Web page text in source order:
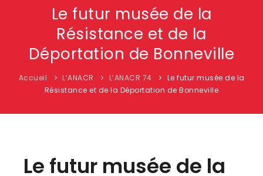
EVÈNEMENTS
COMITÉS LOCAUX
HISTOIRE & EDUCATION
Le futur musée de la
Résistance et de la
Déportation de Bonneville
Accueil L’ANACR L’ANACR 74
Le futur musée de la
Résistance et de la Déportation de Bonneville
Le futur musée de la